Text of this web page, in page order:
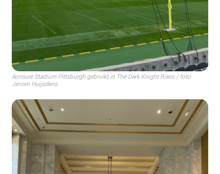
Acrisure Stadium Pittsburgh gebruikt in The Dark Knight Rises / foto
Jeroen Huijsdens